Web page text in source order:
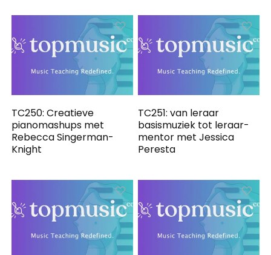
TC250: Creatieve
pianomashups met
Rebecca Singerman-
Knight
TC251: van leraar
basismuziek tot leraar-
mentor met Jessica
Peresta